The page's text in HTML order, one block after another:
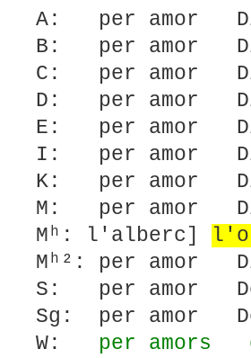
A: per amor
B: per amor
C: per amor
D: per amor
E: per amor
I: per amor
K: per amor
M: per amor
Mʰ: l'alberc]
Mʰ²: per amor
S: per amor
Sg: per amor
W: per amors